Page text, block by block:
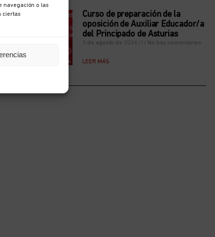
navegación o las
ciertas
Curso de preparación de la
oposición de Auxiliar Educador/a
del Principado de Asturias
3 de agosto de 2026 No hay comentarios
LEER MÁS